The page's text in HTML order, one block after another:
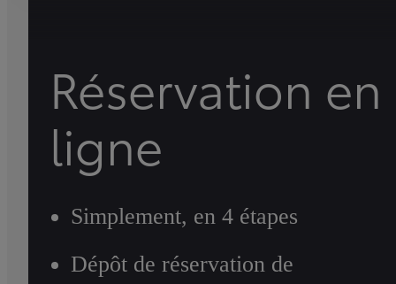
Réservation en
ligne
Simplement, en 4 étapes
Dépôt de réservation de